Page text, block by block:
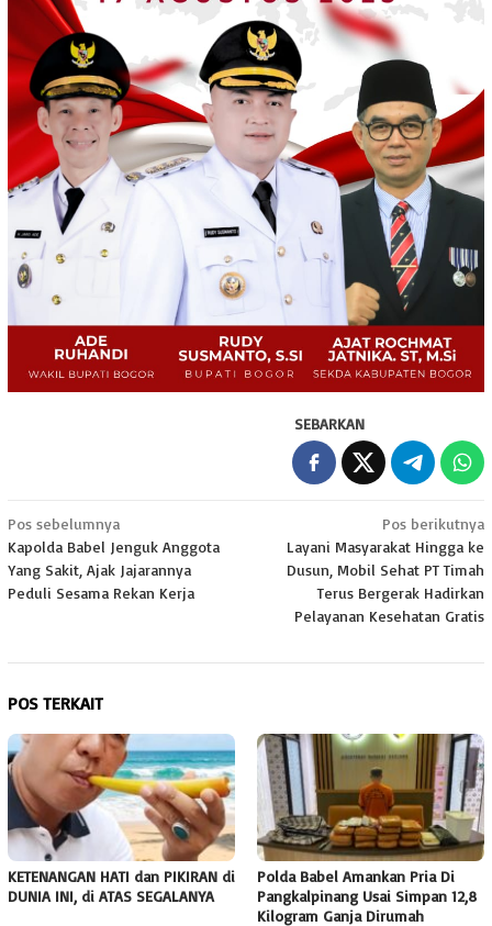
SEBARKAN
Navigasi
pos
Pos sebelumnya
Kapolda Babel Jenguk Anggota
Yang Sakit, Ajak Jajarannya
Peduli Sesama Rekan Kerja
Pos berikutnya
Layani Masyarakat Hingga ke
Dusun, Mobil Sehat PT Timah
Terus Bergerak Hadirkan
Pelayanan Kesehatan Gratis
POS TERKAIT
KETENANGAN HATI dan PIKIRAN di
DUNIA INI, di ATAS SEGALANYA
Polda Babel Amankan Pria Di
Pangkalpinang Usai Simpan 12,8
Kilogram Ganja Dirumah